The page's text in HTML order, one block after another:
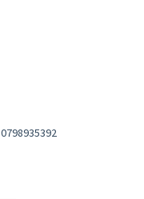
0798935392